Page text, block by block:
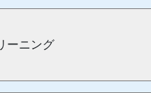
ーニング